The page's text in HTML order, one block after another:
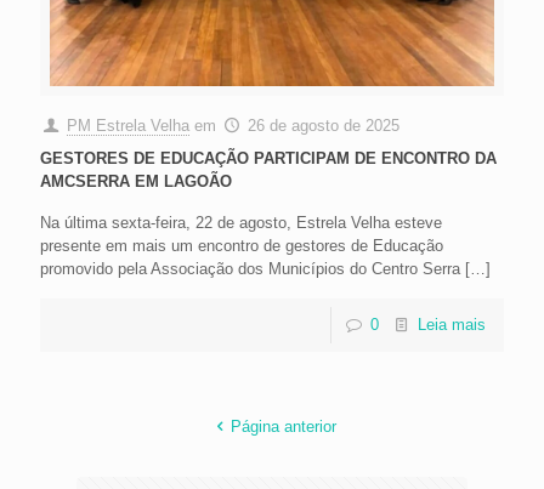
PM Estrela Velha em
26 de agosto de 2025
GESTORES DE EDUCAÇÃO PARTICIPAM DE ENCONTRO DA
AMCSERRA EM LAGOÃO
Na última sexta-feira, 22 de agosto, Estrela Velha esteve
presente em mais um encontro de gestores de Educação
promovido pela Associação dos Municípios do Centro Serra […]
0 Leia mais
Página anterior